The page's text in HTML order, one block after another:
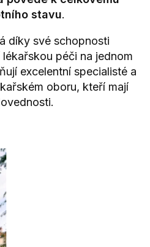
stavu.
díky své schopnosti
péči na jednom
excelentní specialisté a
oboru, kteří mají